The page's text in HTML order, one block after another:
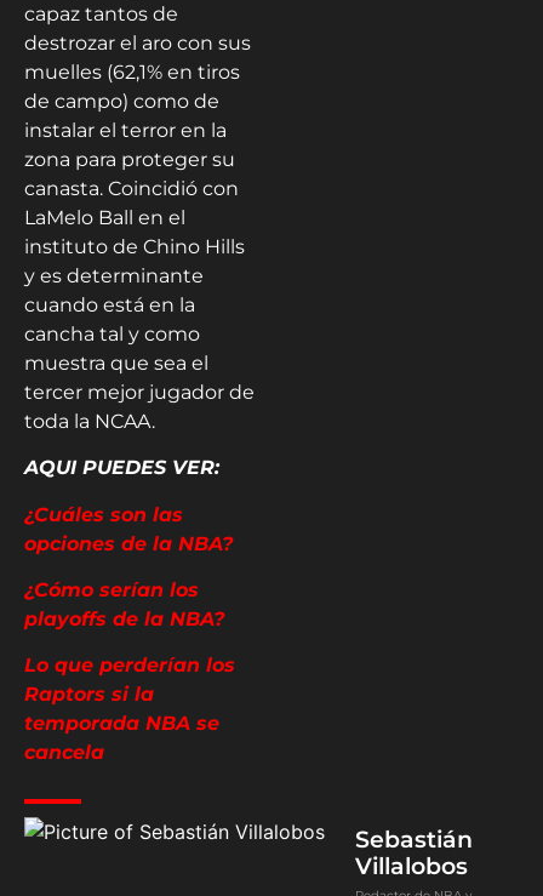
capaz tantos de
destrozar el aro con sus
muelles (62,1% en tiros
de campo) como de
instalar el terror en la
zona para proteger su
canasta. Coincidió con
LaMelo Ball en el
instituto de Chino Hills
y es determinante
cuando está en la
cancha tal y como
muestra que sea el
tercer mejor jugador de
toda la NCAA.
AQUI PUEDES VER:
¿Cuáles son las
opciones de la NBA?
¿Cómo serían los
playoffs de la NBA?
Lo que perderían los
Raptors si la
temporada NBA se
cancela
Sebastián
Villalobos